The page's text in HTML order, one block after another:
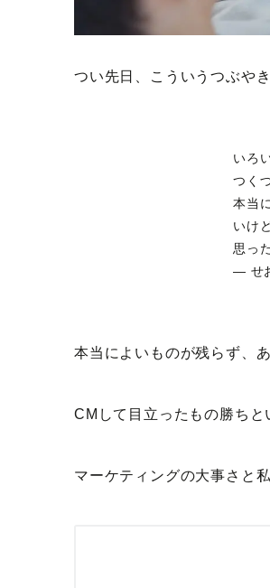
つい先日、こういうつぶや
いろ
つく
本当
いけ
思っ
— せ
本当によいものが残らず、
CMして目立ったもの勝ちと
マーケティングの大事さと